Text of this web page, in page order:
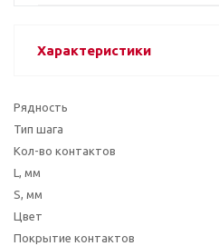
Характеристики
Рядность
Тип шага
Кол-во контактов
L, мм
S, мм
Цвет
Покрытие контактов